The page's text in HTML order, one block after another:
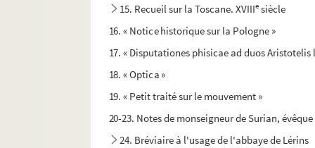
15. Recueil sur la Toscane. XVIIIe siècle
16. « Notice historique sur la Pologne »
17. « Disputationes phisicae ad duos
18. « Optica »
19. « Petit traité sur le mouvement »
20-23. Notes de monseigneur de Surian,
24. Bréviaire à l'usage de l'abbaye de Lérins